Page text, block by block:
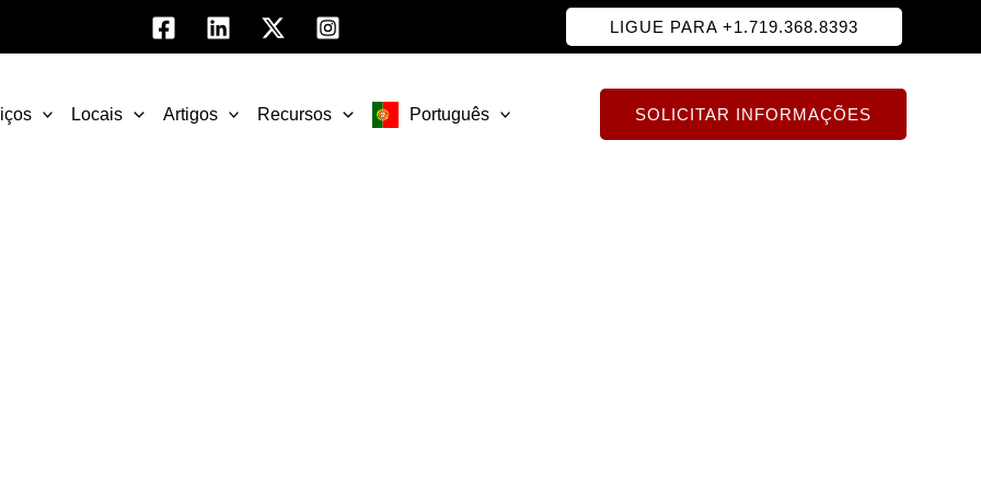
LIGUE PARA +1.719.368.8393
Locais Artigos Recursos Português SOLICITAR INFORMAÇÕES